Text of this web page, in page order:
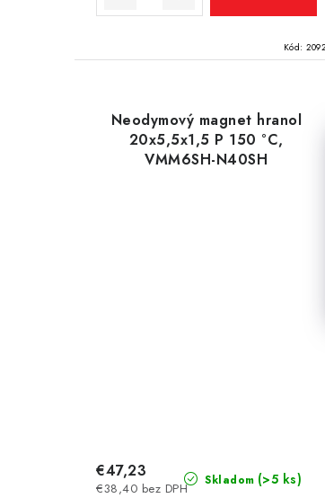
Kód:
Neodymový magnet hranol
20x5,5x1,5 P 150 °C,
VMM6SH-N40SH
Skladom (>5 ks)
€38,40 bez DPH
€47,23